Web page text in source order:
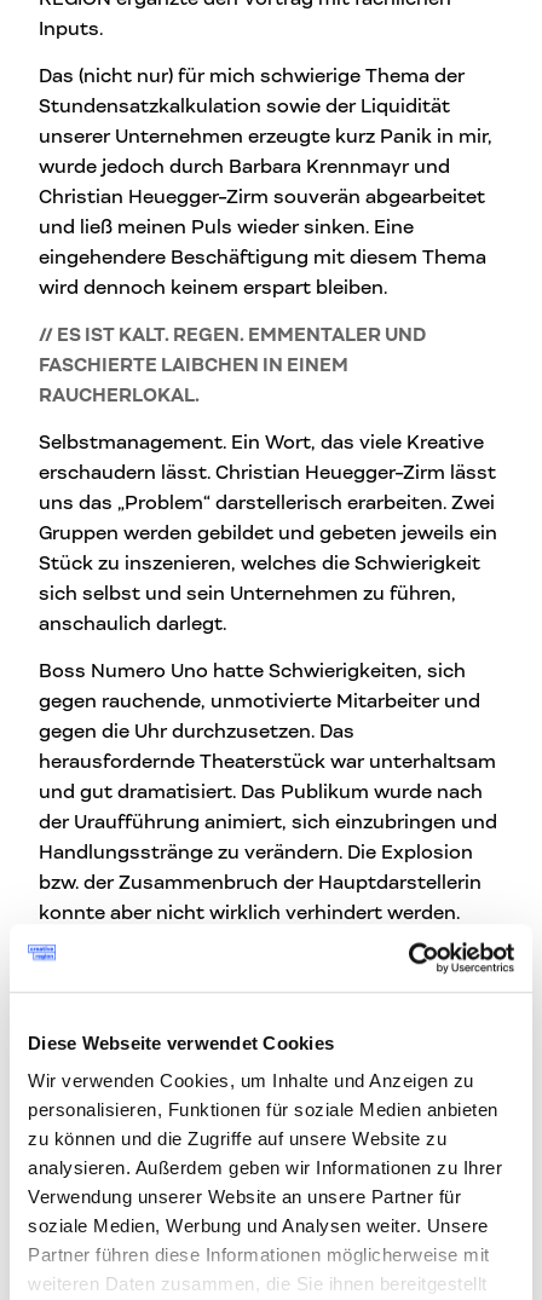
Diese Webseite verwendet Cookies
Wir verwenden Cookies, um Inhalte und Anzeigen zu
personalisieren, Funktionen für soziale Medien anbieten
zu können und die Zugriffe auf unsere Website zu
analysieren. Außerdem geben wir Informationen zu Ihrer
Verwendung unserer Website an unsere Partner für
soziale Medien, Werbung und Analysen weiter. Unsere
Partner führen diese Informationen möglicherweise mit
weiteren Daten zusammen, die Sie ihnen bereitgestellt
Inputs.
Das (nicht nur) für mich schwierige Thema der
Stundensatzkalkulation sowie der Liquidität
unserer Unternehmen erzeugte kurz Panik in mir,
wurde jedoch durch Barbara Krennmayr und
Christian Heuegger-Zirm souverän abgearbeitet
und ließ meinen Puls wieder sinken. Eine
eingehendere Beschäftigung mit diesem Thema
wird dennoch keinem erspart bleiben.
// ES IST KALT. REGEN. EMMENTALER UND
FASCHIERTE LAIBCHEN IN EINEM
RAUCHERLOKAL.
Selbstmanagement. Ein Wort, das viele Kreative
erschaudern lässt. Christian Heuegger-Zirm lässt
uns das „Problem“ darstellerisch erarbeiten. Zwei
Gruppen werden gebildet und gebeten jeweils ein
Stück zu inszenieren, welches die Schwierigkeit
sich selbst und sein Unternehmen zu führen,
anschaulich darlegt.
Boss Numero Uno hatte Schwierigkeiten, sich
gegen rauchende, unmotivierte Mitarbeiter und
gegen die Uhr durchzusetzen. Das
herausfordernde Theaterstück war unterhaltsam
und gut dramatisiert. Das Publikum wurde nach
der Uraufführung animiert, sich einzubringen und
Handlungsstränge zu verändern. Die Explosion
bzw. der Zusammenbruch der Hauptdarstellerin
konnte aber nicht wirklich verhindert werden.
WIRD GRÖßER.
Die zweite Posse handelte von einem
Unternehmer, der sich dem Credo der Ehrlichkeit
verschrieben hat. Ein Mitarbeiter meldet sich
nach einer „Zechtour“ krank. Die Sekretärin kann
auch nicht erscheinen, da ihre Kinder Fieber
haben und sie zum Arzt muss. Das Telefon läutet